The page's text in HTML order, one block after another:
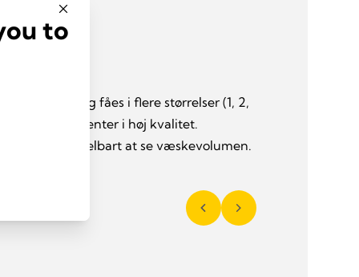
brudsikre og fåes i flere størrelser (1, 2,
iaf komponenter i høj kvalitet.
enkelt umiddelbart at se væskevolumen.
to